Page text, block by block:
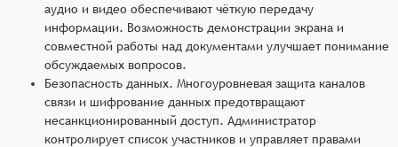
аудио и видео обеспечивают чёткую передачу
информации. Возможность демонстрации экрана и
совместной работы над документами улучшает понимание
обсуждаемых вопросов.
Безопасность данных. Многоуровневая защита каналов
связи и шифрование данных предотвращают
несанкционированный доступ. Администратор
контролирует список участников и управляет правами